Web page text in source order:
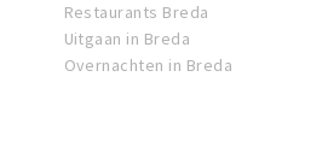
Restaurants Breda
Uitgaan in Breda
Overnachten in Breda